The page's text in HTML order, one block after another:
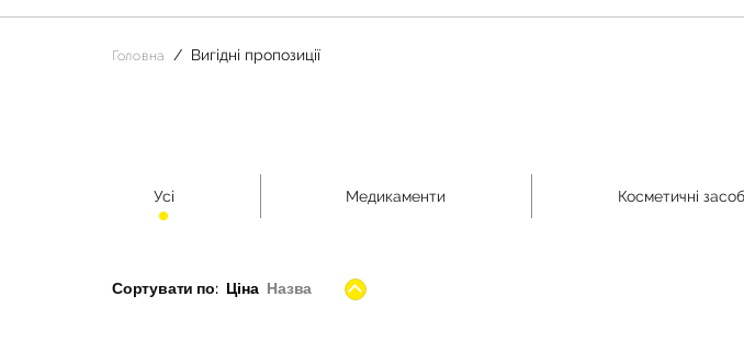
Головна Вигідні пропозиції
Усі Медикаменти Косметичні
Сортувати по: Ціна Назва